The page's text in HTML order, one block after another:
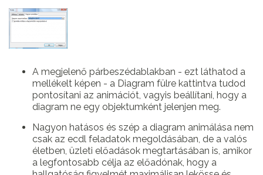
A megjelenő párbeszédablakban - ezt láthatod a
mellékelt képen - a Diagram fülre kattintva tudod
pontosítani az animációt, vagyis beállítani, hogy a
diagram ne egy objektumként jelenjen meg.
Nagyon hatásos és szép a diagram animálása nem
csak az ecdl feladatok megoldásában, de a valós
életben, üzleti előadások megtartásában is, amikor
a legfontosabb célja az előadónak, hogy a